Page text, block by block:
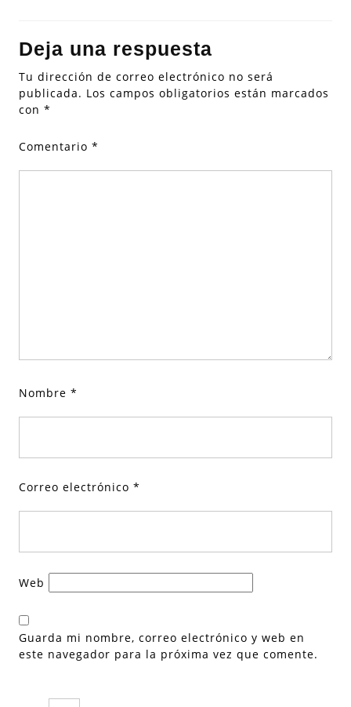
Deja una respuesta
Tu dirección de correo electrónico no será
publicada. Los campos obligatorios están marcados
con *
Comentario *
Nombre *
Correo electrónico *
Web
Guarda mi nombre, correo electrónico y web en
este navegador para la próxima vez que comente.